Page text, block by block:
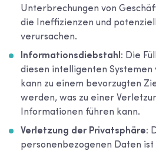
Unterbrechungen von
die Ineffizienzen und
verursachen.
Informationsdiebstahl: Die
diesen intelligenten
kann zu einem bevorzugten
werden, was zu einer
Informationen führen kann.
Verletzung der Privatsphäre:
personenbezogenen Daten